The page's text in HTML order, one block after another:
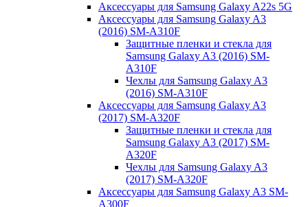
Аксессуары для Samsung Galaxy A22s 5G
Аксессуары для Samsung Galaxy A3
(2016) SM-A310F
Защитные пленки и стекла для
Samsung Galaxy A3 (2016) SM-
A310F
Чехлы для Samsung Galaxy A3
(2016) SM-A310F
Аксессуары для Samsung Galaxy A3
(2017) SM-A320F
Защитные пленки и стекла для
Samsung Galaxy A3 (2017) SM-
A320F
Чехлы для Samsung Galaxy A3
(2017) SM-A320F
Аксессуары для Samsung Galaxy A3 SM-
A300F